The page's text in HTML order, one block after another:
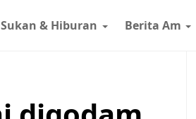
Sukan & Hiburan Berita Am